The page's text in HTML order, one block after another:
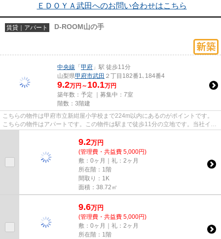
ＥＤＯＹＡ武田へのお問い合わせはこちら
賃貸｜アパート D-ROOM山の手
中央線 「 甲府 」駅 徒歩11分
山梨県甲府市武田 ２丁目182番1､184番4
9.2万円～ 10.1万円
築年数：予定 ｜募集中： 7室
階数：3階建
こちらの物件は甲府市立新紺屋小学校まで224m以内にあるのがポイントです。
こちらの物件はアパートです。この物件は駅まで徒歩11分の立地です。当社イチ
9.2万円
(管理費・共益費 5,000円)
敷：0ヶ月｜礼：2ヶ月
所在階：1階
間取り：1K
面積：38.72㎡
9.6万円
(管理費・共益費 5,000円)
敷：0ヶ月｜礼：2ヶ月
所在階：1階